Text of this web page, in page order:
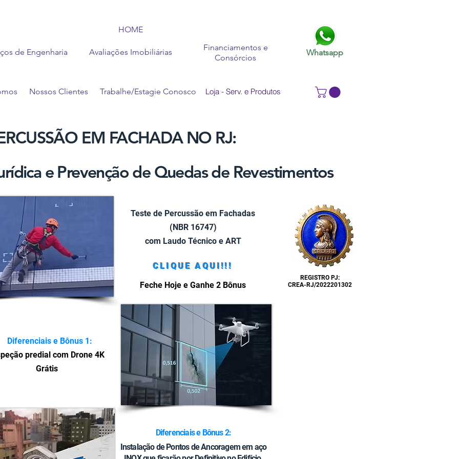
HOME
de Engenharia Avaliações Imobiliárias
Financiamentos e
Consórcios
Nossos Clientes Trabalhe/Estagie Conosco Loja - Serv. e Produtos
Whatsapp
EM FACHADA NO RJ:
e Prevenção de Quedas de Revestimentos
Teste de Percussão em Fachadas
(NBR 16747)
com Laudo Técnico e ART
CLIQUE AQUI!!!
Feche Hoje e Ganhe 2 Bônus
REGISTRO PJ:
CREA-RJ/2022201302
Diferenciais e Bônus 1:
predial com Drone 4K
Grátis
Diferenciais e Bônus 2:
Instalação de Pontos de Ancoragem em aço